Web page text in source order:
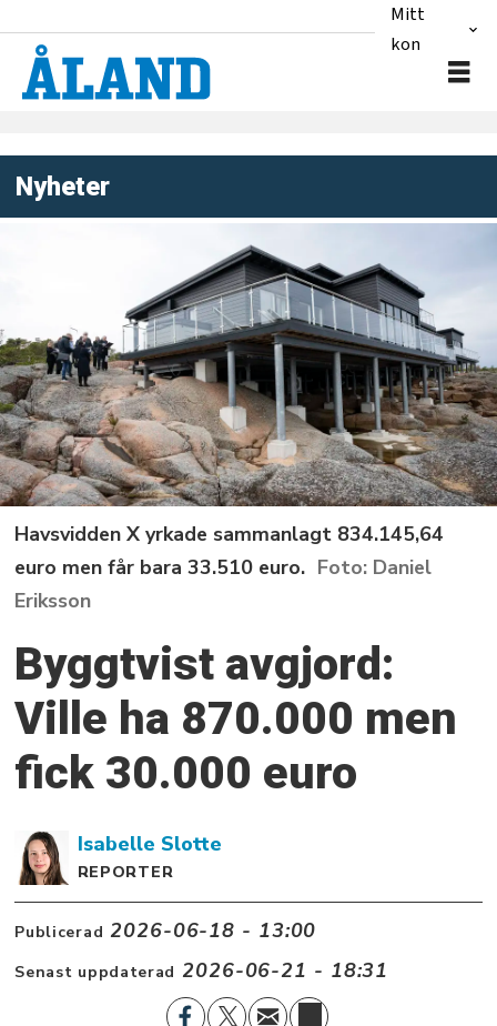
Mitt
konto
Nyheter
Havsvidden X yrkade sammanlagt 834.145,64
euro men får bara 33.510 euro.
Daniel
Eriksson
Byggtvist avgjord:
Ville ha 870.000 men
fick 30.000 euro
Isabelle Slotte
REPORTER
Publicerad 2026-06-18 - 13:00
Senast uppdaterad 2026-06-21 - 18:31